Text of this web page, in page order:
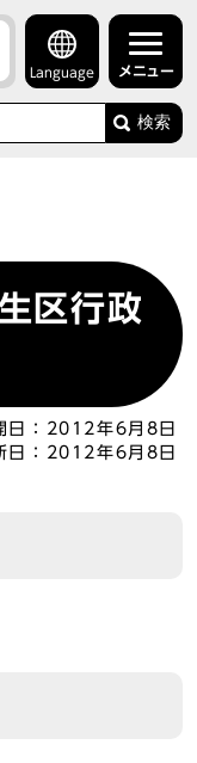
Language メニュー
検索
区行政
日：
2012年6月8日
日：
2012年6月8日